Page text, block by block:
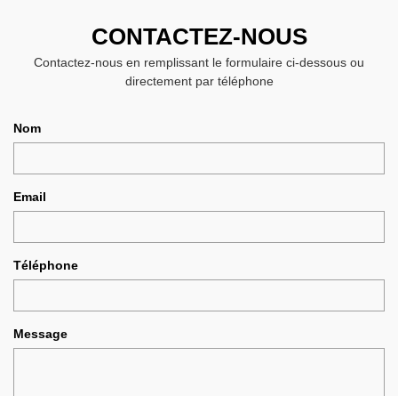
CONTACTEZ-NOUS
Contactez-nous en remplissant le formulaire ci-dessous ou
directement par téléphone
Nom
Email
Téléphone
Message